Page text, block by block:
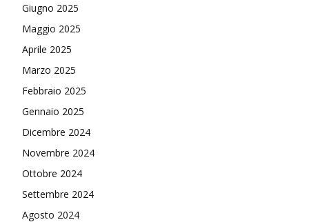
Giugno 2025
Maggio 2025
Aprile 2025
Marzo 2025
Febbraio 2025
Gennaio 2025
Dicembre 2024
Novembre 2024
Ottobre 2024
Settembre 2024
Agosto 2024